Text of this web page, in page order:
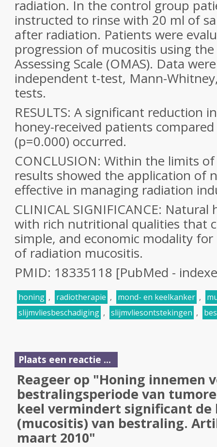
radiation. In the control group
instructed to rinse with 20 ml of
after radiation. Patients were
progression of mucositis using
Assessing Scale (OMAS). Data
independent t-test, Mann-
tests.
RESULTS: A significant reduction
honey-received patients
(p=0.000) occurred.
CONCLUSION: Within the limits
results showed the application of
effective in managing radiation
CLINICAL SIGNIFICANCE:
with rich nutritional qualities that
simple, and economic modality
of radiation mucositis.
PMID: 18335118 [PubMed -
honing , radiotherapie , mond- en keelkanker ,
slijmvliesbeschadiging , slijmvliesontstekingen ,
Plaats een reactie ...
Reageer op "Honing innemen
bestralingsperiode van
keel vermindert significant
(mucositis) van bestraling.
maart 2010"